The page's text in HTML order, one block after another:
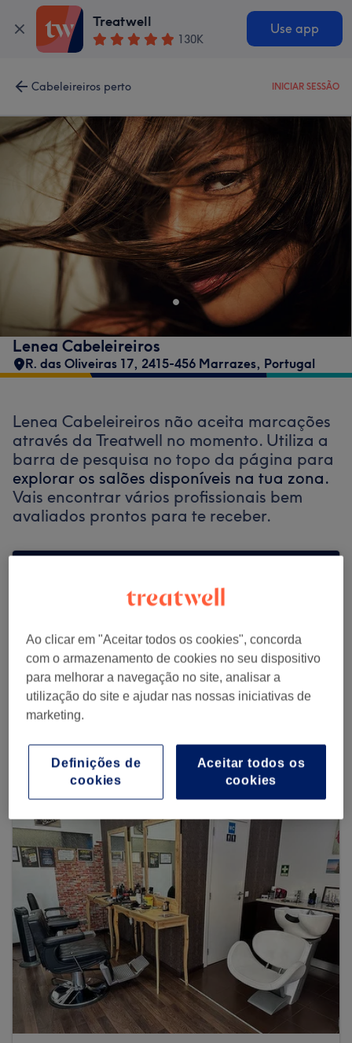
Treatwell
130K
Use app
Cabeleireiros perto INICIAR SESSÃO
Lenea Cabeleireiros
R. das Oliveiras 17, 2415-456 Marrazes, Portugal
Lenea Cabeleireiros não aceita marcações
através da Treatwell no momento. Utiliza a
barra de pesquisa no topo da página para
explorar os salões disponíveis na tua zona.
Vais encontrar vários profissionais bem
avaliados prontos para te receber.
Procurar Treatwell
Procurar mais centros
Ao clicar em "Aceitar todos os cookies", concorda
com o armazenamento de cookies no seu dispositivo
para melhorar a navegação no site, analisar a
utilização do site e ajudar nas nossas iniciativas de
marketing.
Aceitar todos os
cookies
Definições de
cookies